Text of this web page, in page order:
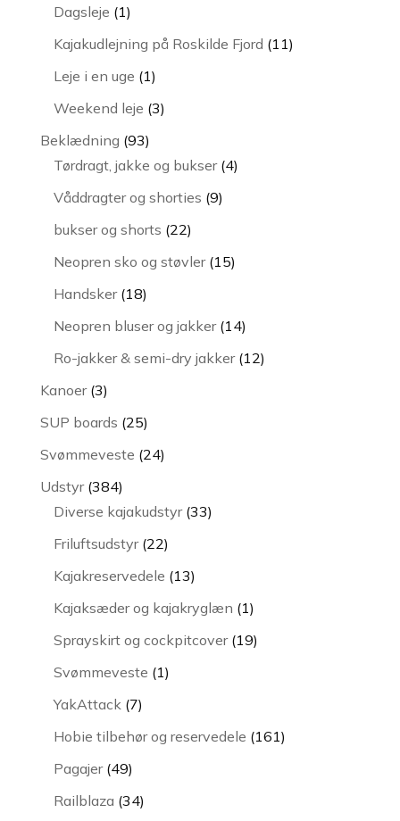
varer
Dagsleje 11
vare
Kajakudlejning på Roskilde Fjord 1111
Leje i en uge 11
vare
Weekend leje 33
Beklædning 9393
varer
Tørdragt, jakke og bukser 44
Våddragter og shorties 99
bukser og shorts 2222
varer
Neopren sko og støvler 1515
Handsker 1818
Neopren bluser og jakker 1414
varer
Ro-jakker & semi-dry jakker 1212
Kanoer 33
varer
SUP boards 2525
varer
Svømmeveste 2424
Udstyr 384384
varer
Diverse kajakudstyr 3333
Friluftsudstyr 2222
varer
Kajakreservedele 1313
varer
Kajaksæder og kajakryglæn 11
vare
Sprayskirt og cockpitcover 1919
Svømmeveste 11
YakAttack 77
Hobie tilbehør og reservedele 161161
Pagajer 4949
varer
Railblaza 3434